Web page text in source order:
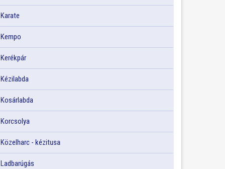
Karate
Kempo
Kerékpár
Kézilabda
Kosárlabda
Korcsolya
Közelharc - kézitusa
Ladbarúgás